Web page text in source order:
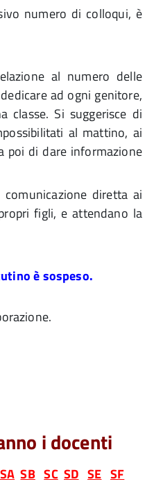
numero di colloqui, è
al numero delle
ad ogni genitore,
classe. Si suggerisce di
al mattino, ai
poi di dare informazione
diretta ai
figli, e attendano la
è sospeso.
i docenti
SA SB SC SD SE SF